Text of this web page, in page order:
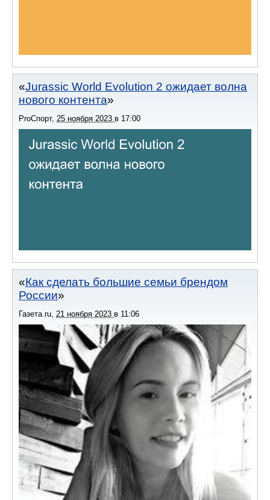
Jurassic World Evolution 2 ожидает волна
нового контента
ProСпорт, 25 ноября 2023 в 17:00
Как сделать большие семьи брендом
России
Газета.ru, 21 ноября 2023 в 11:06